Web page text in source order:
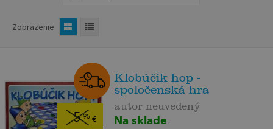
Zobrazenie
5,95€
Klobúčik hop -
spoločenská hra
autor neuvedený
Na sklade